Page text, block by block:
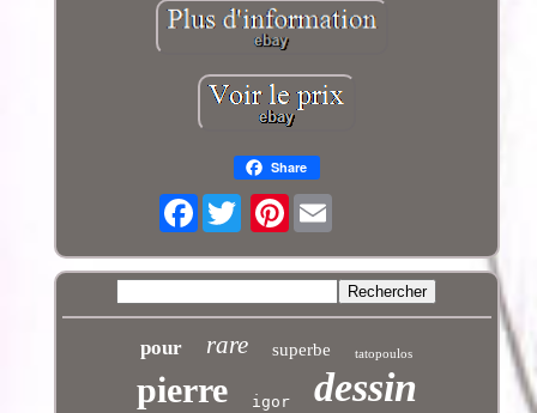
Share
Facebook Pinterest
pour rare superbe tatopoulos
pierre igor dessin